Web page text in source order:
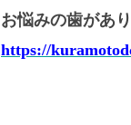
お悩みの歯があ
https://